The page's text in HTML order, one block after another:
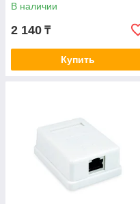
В наличии
2 140 ₸
Купить